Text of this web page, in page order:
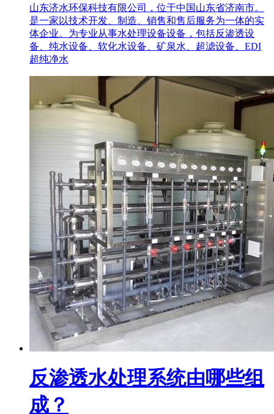
山东济水环保科技有限公司，位于中国山东省济南市。
是一家以技术开发、制造、销售和售后服务为一体的实
体企业。为专业从事水处理设备设备，包括反渗透设
备、纯水设备、软化水设备、矿泉水、超滤设备、EDI
超纯净水
反渗透水处理系统由哪些组
成？